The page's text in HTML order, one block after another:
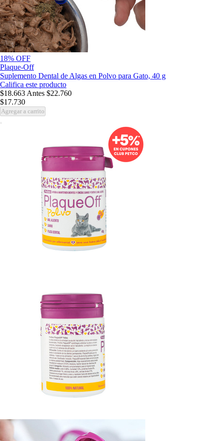
18% OFF
Plaque-Off
Suplemento Dental de Algas en Polvo para Gato, 40 g
Califica este producto
$18.663 Antes $22.760
$17.730
Agregar a carrito